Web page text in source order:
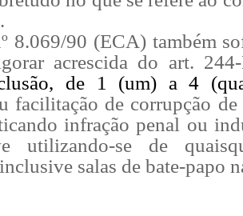
8.069/90 (ECA) também
acrescida do art.
de 1 (um) a 4
facilitação de corrupção
infração penal ou
utilizando-se de
salas de bate-papo